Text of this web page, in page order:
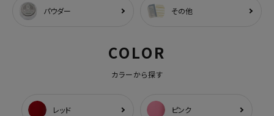
パウダー その他
COLOR
カラーから探す
レッド ピンク